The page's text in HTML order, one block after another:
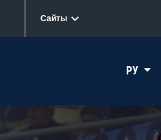
Сайты
РУ